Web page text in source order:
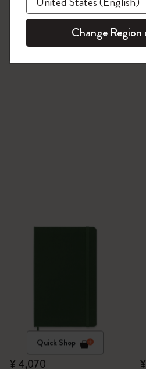
Quick Shop
¥ 4,070
今すぐ会
Change